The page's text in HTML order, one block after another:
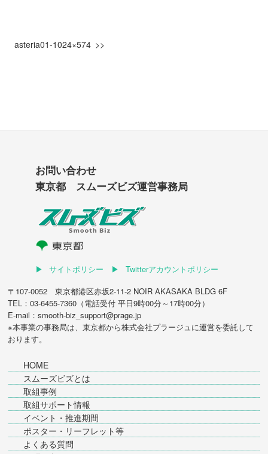
asteria01-1024×574
お問い合わせ
東京都 スムーズビズ運営事務局
サイトポリシー
Twitterアカウントポリシー
〒107-0052 東京都港区赤坂2-11-2 NOIR AKASAKA BLDG 6F
TEL：03-6455-7360（電話受付 平日9時00分～17時00分）
E-mail：smooth-biz_support@prage.jp
※本事業の事務局は、東京都から株式会社プラージュに運営を委託して
おります。
HOME
スムーズビズとは
取組事例
取組サポート情報
イベント・推進期間
ポスター・リーフレット等
よくある質問